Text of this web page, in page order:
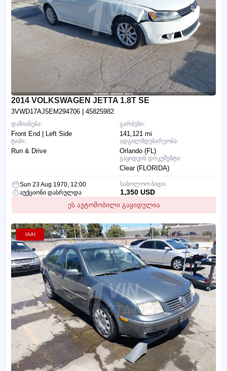
2014 VOLKSWAGEN JETTA 1.8T SE
3VWD17AJ5EM294706 | 45825982
გარბენი:
141,121 mi
ადგილმდებარეობა:
Orlando (FL)
გაყიდვის დოკუმენტი:
Clear (FLORIDA)
დაზიანება:
Front End | Left Side
ტიპი:
Run & Drive
Sun 23 Aug 1970, 12:00
აუქციონი დასრულდა
ეს ავტომობილი გაყიდულია
საბოლოო ბიდი:
1,350 USD
IAAI